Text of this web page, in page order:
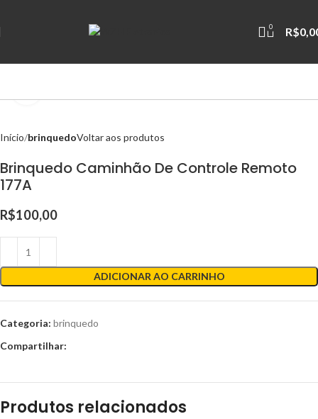
0 R$
Início brinquedoVoltar aos produtos
Brinquedo Caminhão De Controle Remoto
177A
R$100,00
ADICIONAR AO CARRINHO
Categoria: brinquedo
Compartilhar:
Produtos relacionados